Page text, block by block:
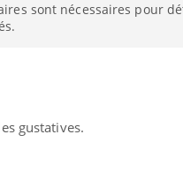
sont nécessaires pour
gustatives.